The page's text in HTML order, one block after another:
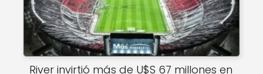
River invirtió más de U$S 67 millones en